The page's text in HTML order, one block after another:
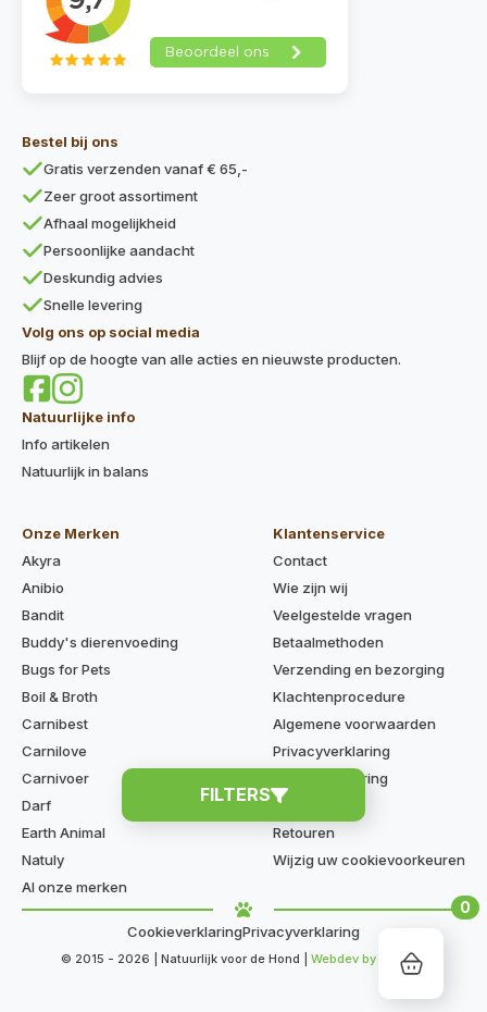
FILTERS
0
Bestel bij ons
Gratis verzenden vanaf € 65,-
Zeer groot assortiment
Afhaal mogelijkheid
Persoonlijke aandacht
Deskundig advies
Snelle levering
Volg ons op social media
Blijf op de hoogte van alle acties en nieuwste producten.
Natuurlijke info
Info artikelen
Natuurlijk in balans
Onze Merken
Akyra
Anibio
Bandit
Buddy's dierenvoeding
Bugs for Pets
Boil & Broth
Carnibest
Carnilove
Carnivoer
Darf
Earth Animal
Natuly
Al onze merken
Klantenservice
Contact
Wie zijn wij
Veelgestelde vragen
Betaalmethoden
Verzending en bezorging
Klachtenprocedure
Algemene voorwaarden
Privacyverklaring
Cookieverklaring
Disclaimer
Retouren
Wijzig uw cookievoorkeuren
© 2015 - 2026 | Natuurlijk voor de Hond | Webdev by Kaige.nl
CookieverklaringPrivacyverklaring